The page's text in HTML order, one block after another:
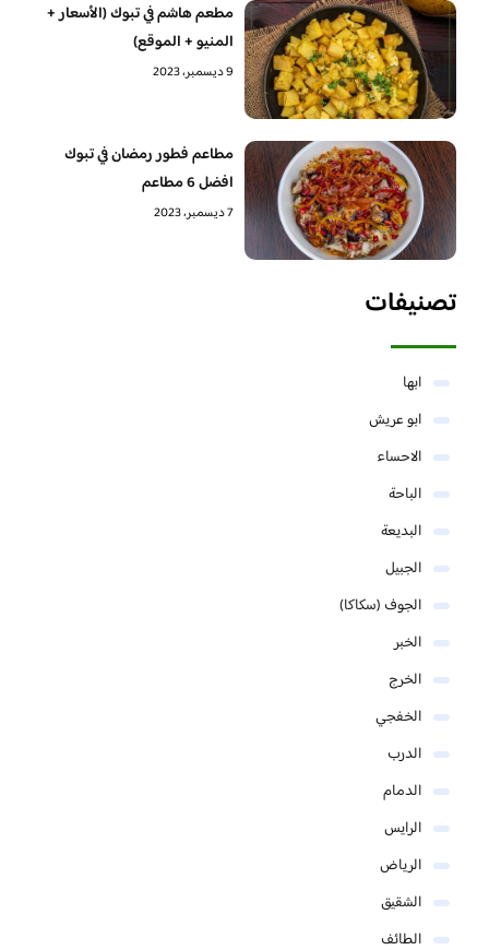
مطعم هاشم في تبوك (الأسعار +
المنيو + الموقع)
9 ديسمبر، 2023
مطاعم فطور رمضان في تبوك
افضل 6 مطاعم
7 ديسمبر، 2023
تصنيفات
ابها
ابو عريش
الاحساء
الباحة
البديعة
الجبيل
الجوف (سكاكا)
الخبر
الخرج
الخفجي
الدرب
الدمام
الرايس
الرياض
الشقيق
الطائف